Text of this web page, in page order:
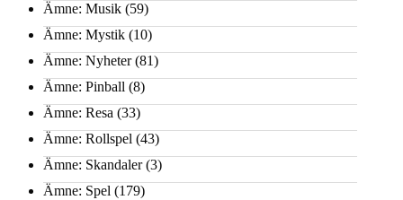
Ämne: Musik (59)
Ämne: Mystik (10)
Ämne: Nyheter(81)
Ämne: Pinball (8)
Ämne: Resa (33)
Ämne: Rollspel (43)
Ämne: Skandaler(3)
Ämne: Spel (179)